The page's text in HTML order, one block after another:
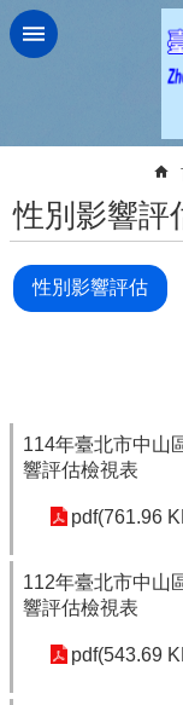
跳到主要內容區塊
性別影響評
性別影響評估
114年臺北市中山
響評估檢視表
pdf(761.96
112年臺北市中山
響評估檢視表
pdf(543.69